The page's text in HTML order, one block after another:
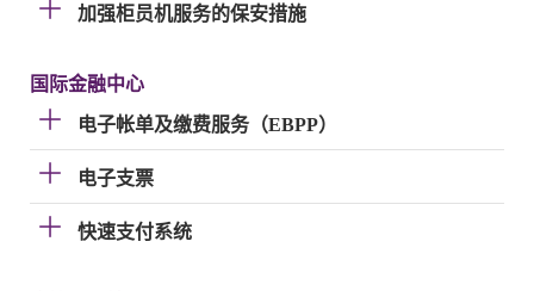
加强柜员机服务的保安措施
国际金融中心
电子帐单及缴费服务（EBPP）
电子支票
快速支付系统